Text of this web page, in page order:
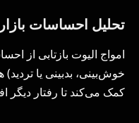
تحلیل احساسات بازار
امواج الیوت بازتابی از
خوش‌بینی، بدبینی یا
کمک می‌کند تا رفتار دیگر